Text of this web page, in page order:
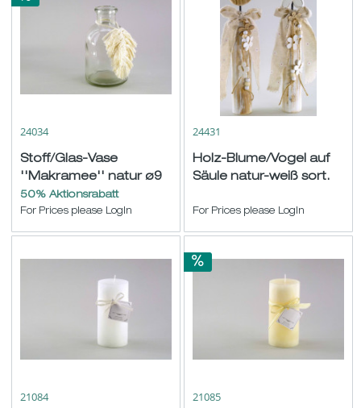
24034
Stoff/Glas-Vase
''Makramee'' natur ø9
H16cm
50% Aktionsrabatt
For Prices please LogIn
24431
Holz-Blume/Vogel auf
Säule natur-weiß sort.
For Prices please LogIn
21084 21085